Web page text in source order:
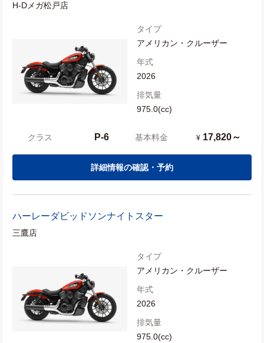
H-Dメガ松戸店
タイプ
アメリカン・クルーザー
年式
2026
排気量
975.0(cc)
クラス P-6 基本料金 ¥ 17,820～
詳細情報の確認・予約
ハーレーダビッドソンナイトスター
三鷹店
タイプ
アメリカン・クルーザー
年式
2026
排気量
975.0(cc)